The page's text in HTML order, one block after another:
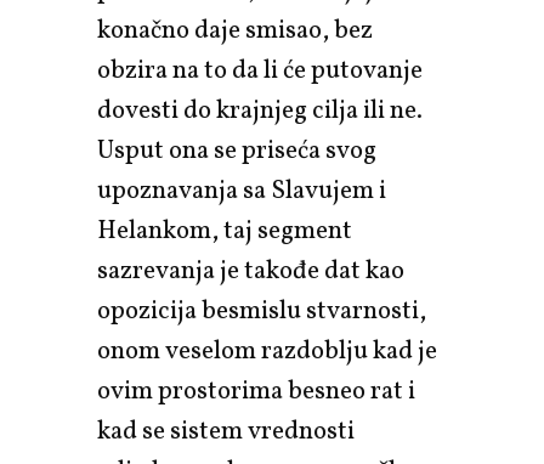
konačno daje smisao, bez
obzira na to da li će putovanje
dovesti do krajnjeg cilja ili ne.
Usput ona se priseća svog
upoznavanja sa Slavujem i
Helankom, taj segment
sazrevanja je takođe dat kao
opozicija besmislu stvarnosti,
onom veselom razdoblju kad je
ovim prostorima besneo rat i
kad se sistem vrednosti